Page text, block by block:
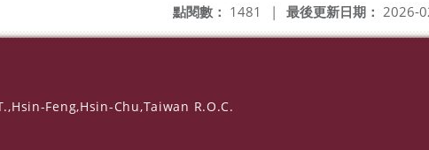
最後更新日期： 2026-
點閱數： 1481 |
Feng,Hsin-Chu,Taiwan R.O.C.